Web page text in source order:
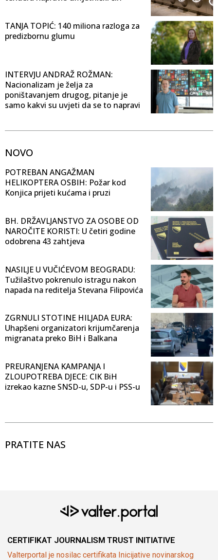
TANJA TOPIĆ: 140 miliona razloga za
predizbornu glumu
INTERVJU ANDRAŽ ROŽMAN:
Nacionalizam je želja za
poništavanjem drugog, pitanje je
samo kakvi su uvjeti da se to napravi
NOVO
POTREBAN ANGAŽMAN
HELIKOPTERA OSBIH: Požar kod
Konjica prijeti kućama i pruzi
BH. DRŽAVLJANSTVO ZA OSOBE OD
NAROČITE KORISTI: U četiri godine
odobrena 43 zahtjeva
NASILJE U VUČIĆEVOM BEOGRADU:
Tužilaštvo pokrenulo istragu nakon
napada na reditelja Stevana Filipovića
ZGRNULI STOTINE HILJADA EURA:
Uhapšeni organizatori krijumčarenja
migranata preko BiH i Balkana
PREURANJENA KAMPANJA I
ZLOUPOTREBA DJECE: CIK BiH
izrekao kazne SNSD-u, SDP-u i PSS-u
PRATITE NAS
CERTIFIKAT JOURNALISM TRUST INITIATIVE
Valterportal je nosilac certifikata Inicijative novinarskog